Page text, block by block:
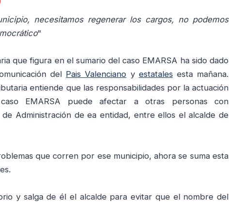
necesitamos regenerar los cargos, no podemos
"
que figura en el sumario del caso EMARSA ha sido dado
del Pais Valenciano y estatales esta mañana.
entiende que las responsabilidades por la actuación
EMARSA puede afectar a otras personas con
Administración de ea entidad, entre ellos el alcalde de
que corren por ese municipio, ahora se suma esta
y salga de él el alcalde para evitar que el nombre del